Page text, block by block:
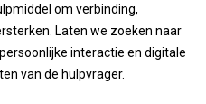
om verbinding,
Laten we zoeken naar
interactie en digitale
van de hulpvrager.